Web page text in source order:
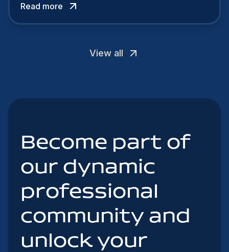
attract the best profiles.
Read more
View all
Become part of
our dynamic
professional
community and
unlock your